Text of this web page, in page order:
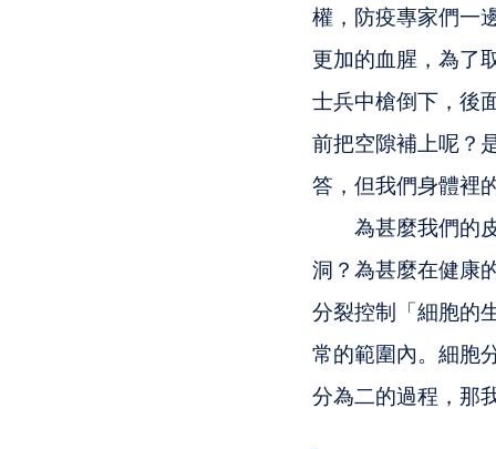
權，防疫專家們一
更加的血腥，為了
士兵中槍倒下，後
前把空隙補上呢？
答，但我們身體裡
為甚麼我們的皮
洞？為甚麼在健康
分裂控制「細胞的
常的範圍內。細胞
分為二的過程，那